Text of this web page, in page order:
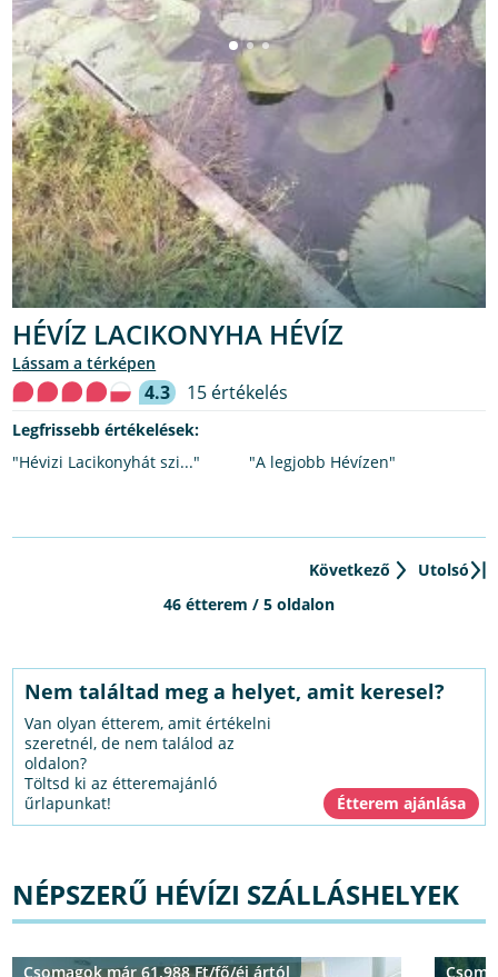
HÉVÍZ LACIKONYHA HÉVÍZ
lássam a térképen
4.3 15 értékelés
Legfrissebb értékelések:
"Hévizi Lacikonyhát szi..."
"A legjobb Hévízen"
Következő
Utolsó
46 étterem / 5 oldalon
Nem találtad meg a helyet, amit keresel?
Van olyan étterem, amit értékelni
szeretnél, de nem találod az
oldalon?
Töltsd ki az étteremajánló
űrlapunkat!
NÉPSZERŰ HÉVÍZI SZÁLLÁSHELYEK
Csomagok már 61.988 Ft/fő/éj ártól